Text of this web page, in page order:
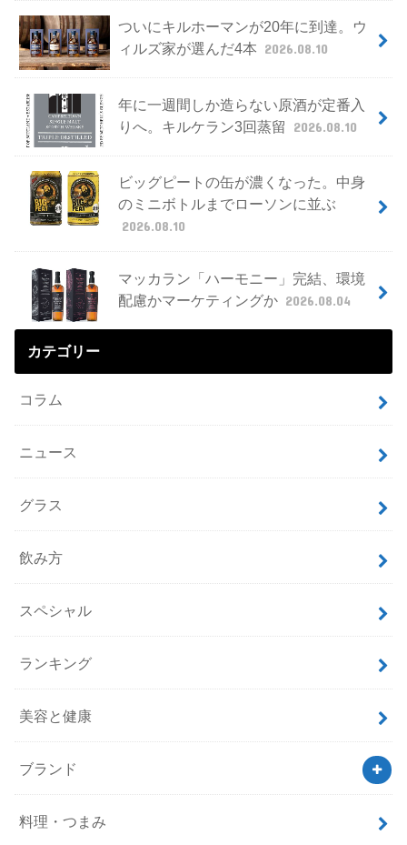
ついにキルホーマンが20年に到達。ウ
ィルズ家が選んだ4本 2026.08.10
年に一週間しか造らない原酒が定番入
りへ。キルケラン3回蒸留
2026.08.10
ビッグピートの缶が濃くなった。中身
のミニボトルまでローソンに並ぶ
2026.08.10
マッカラン「ハーモニー」完結、環境
配慮かマーケティングか 2026.08.04
カテゴリー
コラム
ニュース
グラス
飲み方
スペシャル
ランキング
美容と健康
ブランド
料理・つまみ